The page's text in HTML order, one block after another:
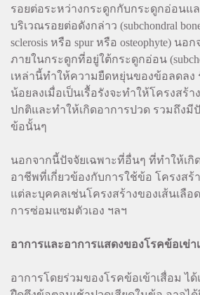
รอยต่อระหว่างกระดูกกับกระดูกอ่อนแ
บริเวณรอยต่อดังกล่าว (subchondral
sclerosis หรือ spur หรือ osteophyte) น
ภายในกระดูกที่อยู่ใต้กระดูกอ่อน
เหล่านี้ทำให้ความยืดหยุ่นของข้อลดลง
น้อยลงเมื่อเป็นเรื้อรังจะทำให้โครงสร้
ปกติและทำให้เกิดอาการปวด รวมถึง
ข้อนั้นๆ
นอกจากนี้ปัจจัยเฉพาะที่อื่นๆ ที่ทำให้เกิ
อาชีพที่เกี่ยวข้องกับการใช้ข้อ โครงส
แต่ละบุคคลเช่นโครงสร้างของเส้นเลื
การซ่อมแซมตัวเอง ฯลฯ
อาการและอาการแสดงของโรคข้อเข่า
อาการโดยร่วมของโรคข้อเข้าเสื่อม ไ